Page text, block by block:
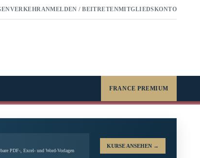
VERKEHRANMELDEN / BEITRETENMITGLIEDSKONTO
FRANCE PREMIUM
PDF-, Excel- und Word-Vorlagen
KURSE ANSEHEN →